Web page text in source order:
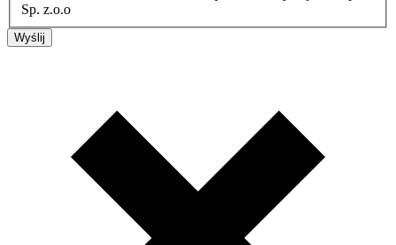
Sp. z.o.o
Wyślij